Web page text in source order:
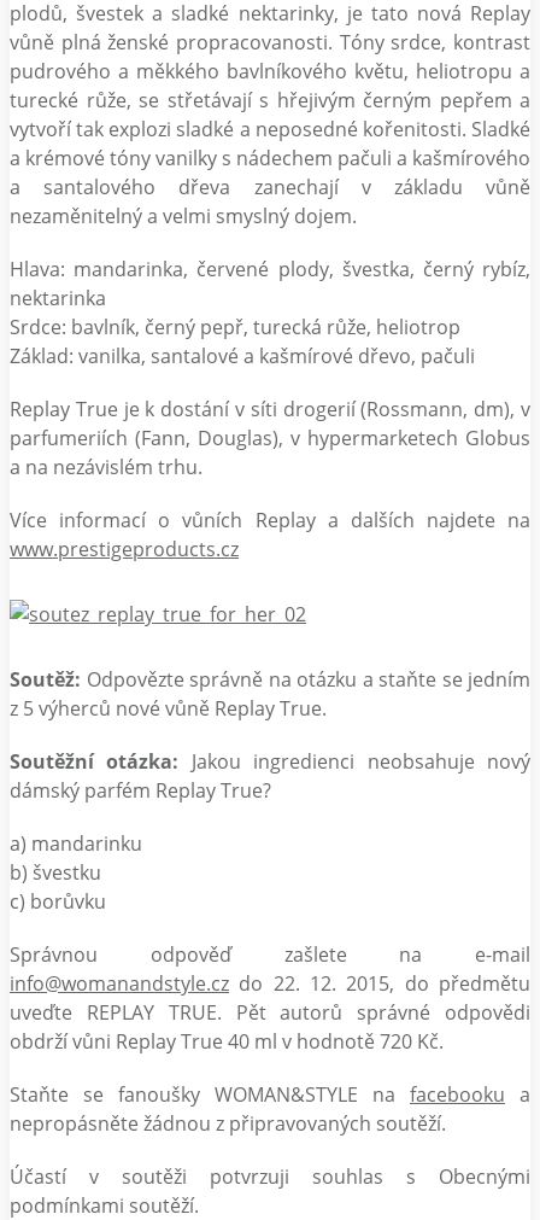
plodů, švestek a sladké nektarinky, je tato nová Replay
vůně plná ženské propracovanosti. Tóny srdce, kontrast
pudrového a měkkého bavlníkového květu, heliotropu a
turecké růže, se střetávají s hřejivým černým pepřem a
vytvoří tak explozi sladké a neposedné kořenitosti. Sladké
a krémové tóny vanilky s nádechem pačuli a kašmírového
a santalového dřeva zanechají v základu vůně
nezaměnitelný a velmi smyslný dojem.
Hlava: mandarinka, červené plody, švestka, černý rybíz,
nektarinka
Srdce: bavlník, černý pepř, turecká růže, heliotrop
Základ: vanilka, santalové a kašmírové dřevo, pačuli
Replay True je k dostání v síti drogerií (Rossmann, dm), v
parfumeriích (Fann, Douglas), v hypermarketech Globus
a na nezávislém trhu.
Více informací o vůních Replay a dalších najdete na
www.prestigeproducts.cz
Soutěž: Odpovězte správně na otázku a staňte se jedním
z 5 výherců nové vůně Replay True.
Soutěžní otázka: Jakou ingredienci neobsahuje nový
dámský parfém Replay True?
a) mandarinku
b) švestku
c) borůvku
Správnou odpověď zašlete na e-mail
info@womanandstyle.cz do 22. 12. 2015, do předmětu
uveďte REPLAY TRUE. Pět autorů správné odpovědi
obdrží vůni Replay True 40 ml v hodnotě 720 Kč.
Staňte se fanoušky WOMAN&STYLE na facebooku a
nepropásněte žádnou z připravovaných soutěží.
Účastí v soutěži potvrzuji souhlas s Obecnými
podmínkami soutěží.